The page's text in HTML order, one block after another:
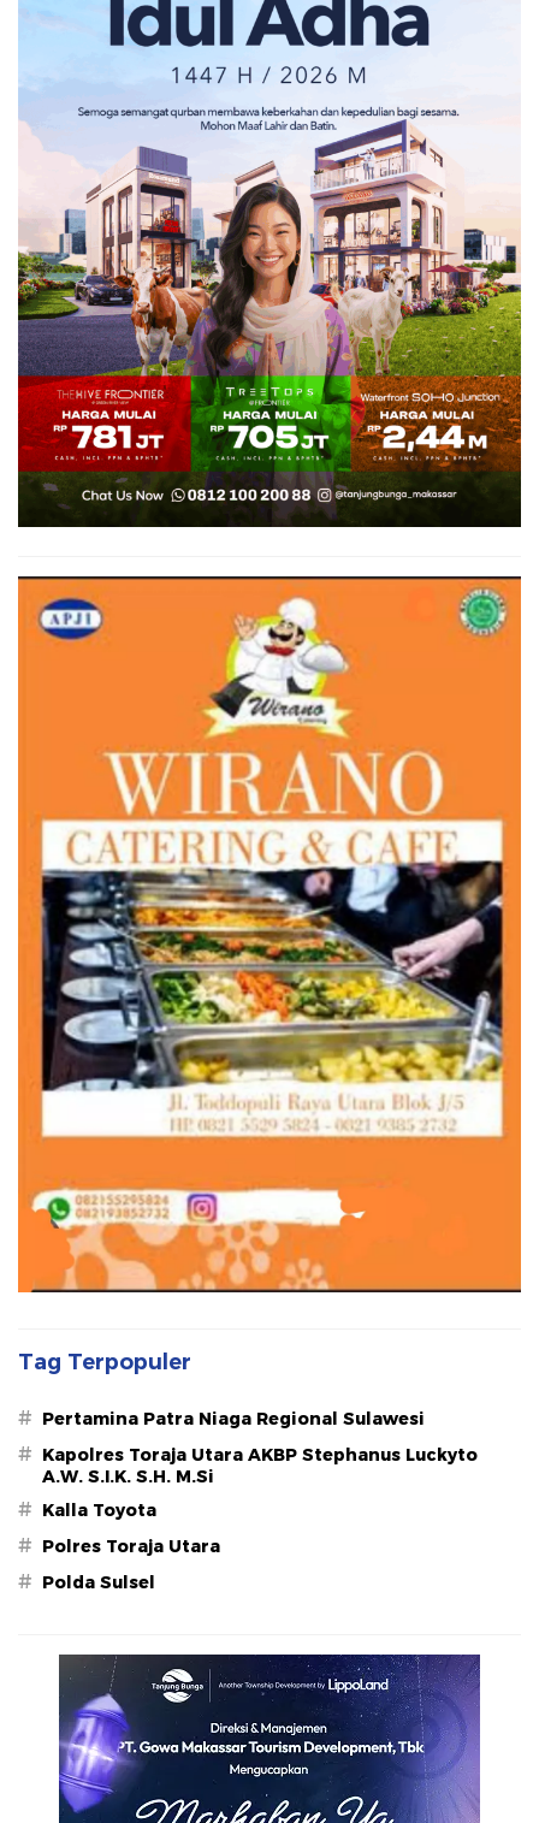
Tag Terpopuler
# Pertamina Patra Niaga Regional Sulawesi
# Kapolres Toraja Utara AKBP Stephanus Luckyto
A.W. S.I.K. S.H. M.Si
# Kalla Toyota
# Polres Toraja Utara
# Polda Sulsel